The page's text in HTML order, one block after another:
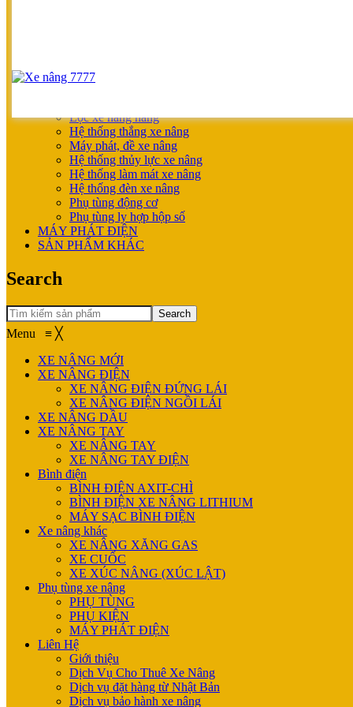
XE NÂNG TAY ĐIỆN
Lọc xe nâng hàng
Hệ thống thắng xe nâng
Máy phát, đề xe nâng
Hệ thống thủy lực xe nâng
Hệ thống làm mát xe nâng
Hệ thống đèn xe nâng
Phụ tùng động cơ
Phụ tùng ly hợp hộp số
MÁY PHÁT ĐIỆN
SẢN PHẨM KHÁC
Search
Search
Menu ≡ ╳
XE NÂNG MỚI
XE NÂNG ĐIỆN
XE NÂNG ĐIỆN ĐỨNG LÁI
XE NÂNG ĐIỆN NGỒI LÁI
XE NÂNG DẦU
XE NÂNG TAY
XE NÂNG TAY
XE NÂNG TAY ĐIỆN
Bình điện
BÌNH ĐIỆN AXIT-CHÌ
BÌNH ĐIỆN XE NÂNG LITHIUM
MÁY SẠC BÌNH ĐIỆN
Xe nâng khác
XE NÂNG XĂNG GAS
XE CUỐC
XE XÚC NÂNG (XÚC LẬT)
Phụ tùng xe nâng
PHỤ TÙNG
PHỤ KIỆN
MÁY PHÁT ĐIỆN
Liên Hệ
Giới thiệu
Dịch Vụ Cho Thuê Xe Nâng
Dịch vụ đặt hàng từ Nhật Bản
Dịch vụ bảo hành xe nâng